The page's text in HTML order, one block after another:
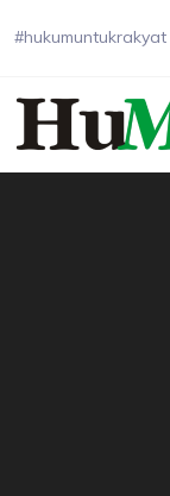
#hukumuntukrakyat